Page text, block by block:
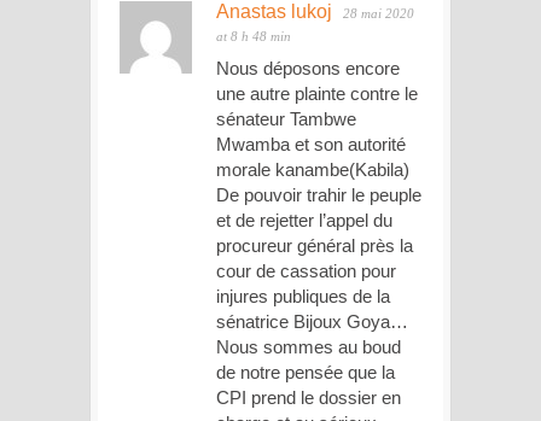
Anastas lukoj
28 mai 2020
at 8 h 48 min
Nous déposons encore
une autre plainte contre le
sénateur Tambwe
Mwamba et son autorité
morale kanambe(Kabila)
De pouvoir trahir le peuple
et de rejetter l’appel du
procureur général près la
cour de cassation pour
injures publiques de la
sénatrice Bijoux Goya…
Nous sommes au boud
de notre pensée que la
CPI prend le dossier en